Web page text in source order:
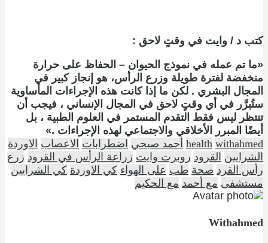
كتب د / وايت في وقتٍ لاحق :
«ما تم عمله في نموذج الحيوان – الحفاظ على حرارة
منخفضة لفترة طويلة وزرع الرأس، هو إنجاز كبير في
المجال البشري . لكن ما إذا كانت هذه الإجراءات المأساوية
ستُبرَّر في أي وقتٍ لاحق في المجال الإنساني ، فيجب أن
تنتظر ليس فقط التقدم المستمر في العلوم الطبية ، بل
أيضًا المبرر الأخلاقي والاجتماعي لهذه الإجراءات .»
health withahmed أحمد صبحي اضطرابات الاعصاب الاوردة
الشرايين القرود روبرت وايت زراعة الرأس في القرود زرع
رأس القرد صحة طب على الهواء كي الاوردة كي الشرايين
مستشفى مع أحمد مع الحكيم
Withahmed